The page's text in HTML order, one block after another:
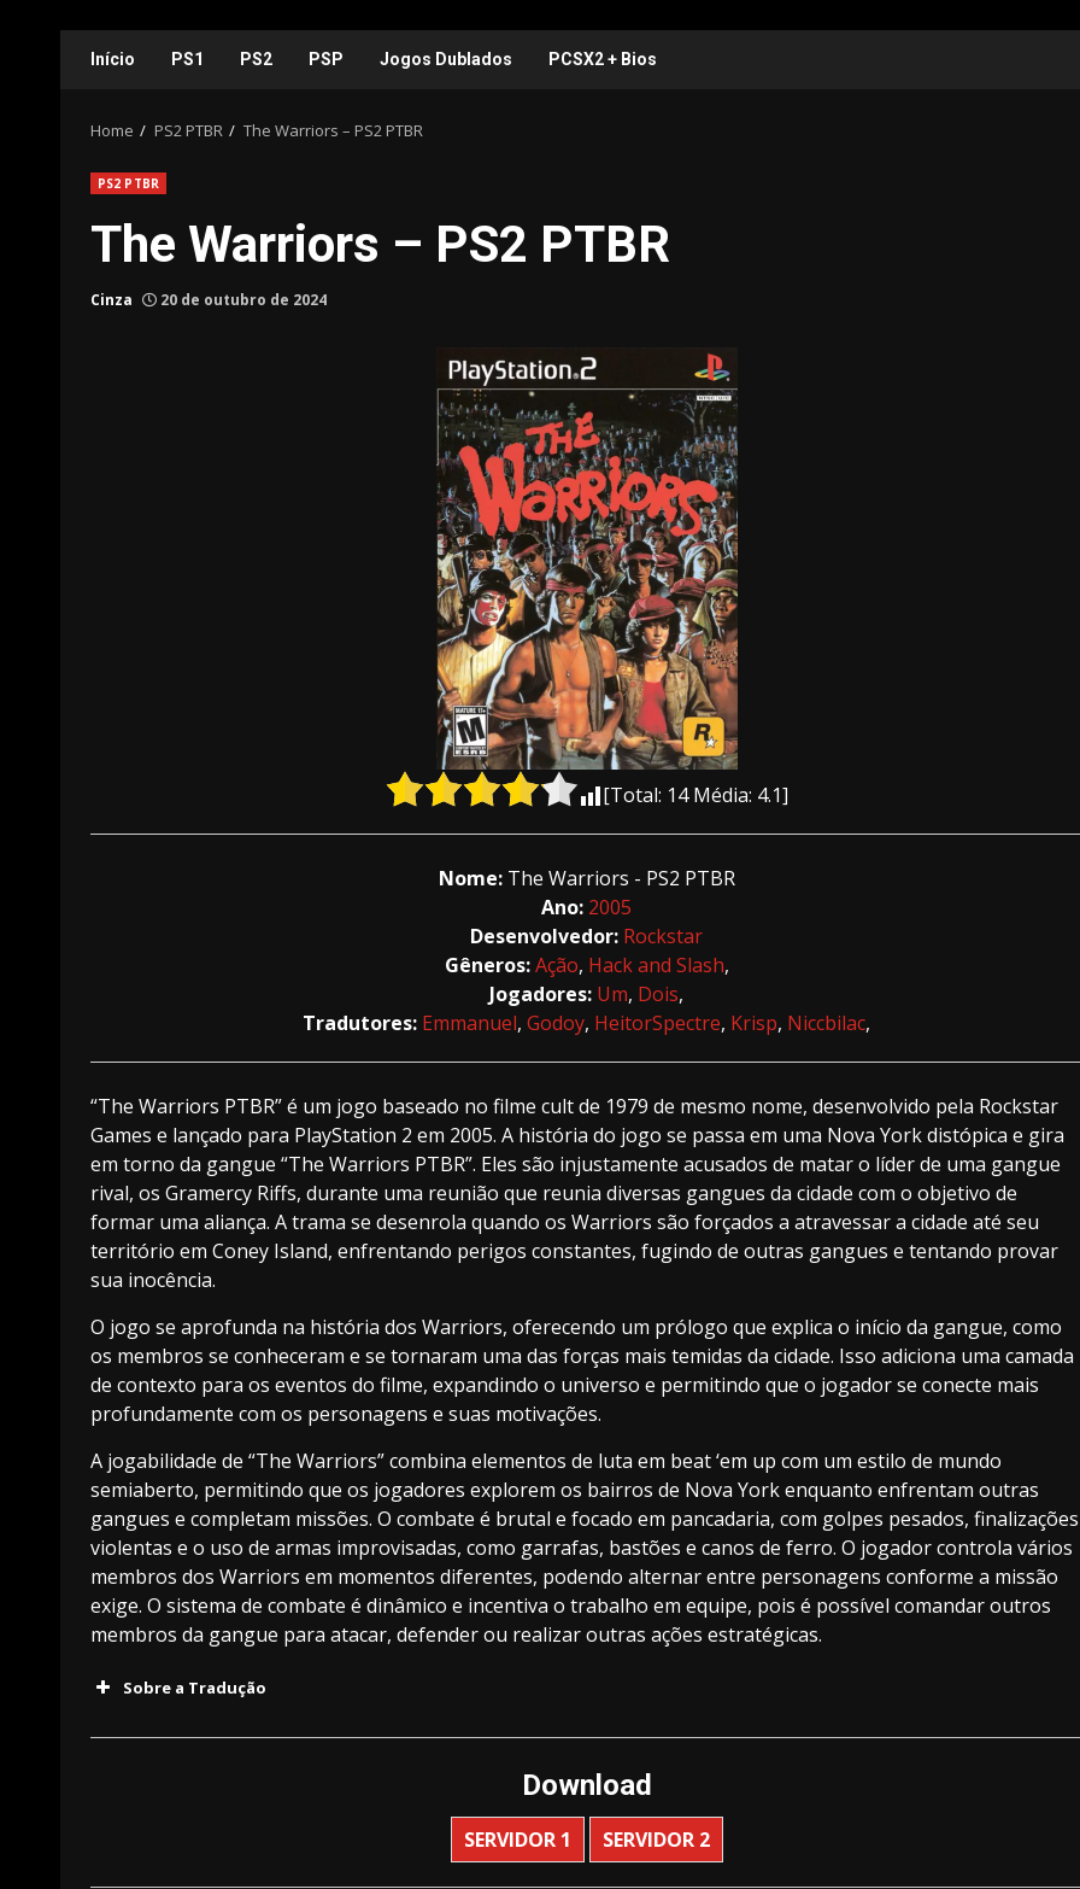
Início PS1 PS2 PSP Jogos Dublados PCSX2 + Bios
Home PS2 PTBR The Warriors – PS2 PTBR
PS2 PTBR
The Warriors – PS2 PTBR
Cinza 20 de outubro de 2024
[Total: 14Média: 4.1]
Nome: The Warriors - PS2 PTBR
Ano: 2005
Desenvolvedor: Rockstar
Gêneros:Ação, Hack and Slash,
Jogadores: Um, Dois,
Tradutores: Emmanuel,Godoy, HeitorSpectre, Krisp, Niccbilac,
“The Warriors PTBR” é um jogo baseado no filme cult de 1979 de mesmo nome, desenvolvido pela Rockstar
Games e lançado para PlayStation 2 em 2005. A história do jogo se passa em uma Nova York distópica e gira
em torno da gangue “The Warriors PTBR”. Eles são injustamente acusados de matar o líder de uma gangue
rival, os Gramercy Riffs, durante uma reunião que reunia diversas gangues da cidade com o objetivo de
formar uma aliança. A trama se desenrola quando os Warriors são forçados a atravessar a cidade até seu
território em Coney Island, enfrentando perigos constantes, fugindo de outras gangues e tentando provar
sua inocência.
O jogo se aprofunda na história dos Warriors, oferecendo um prólogo que explica o início da gangue, como
os membros se conheceram e se tornaram uma das forças mais temidas da cidade. Isso adiciona uma camada
de contexto para os eventos do filme, expandindo o universo e permitindo que o jogador se conecte mais
profundamente com os personagens e suas motivações.
A jogabilidade de “The Warriors” combina elementos de luta em beat ‘em up com um estilo de mundo
semiaberto, permitindo que os jogadores explorem os bairros de Nova York enquanto enfrentam outras
gangues e completam missões. O combate é brutal e focado em pancadaria, com golpes pesados, finalizações
violentas e o uso de armas improvisadas, como garrafas, bastões e canos de ferro. O jogador controla vários
membros dos Warriors em momentos diferentes, podendo alternar entre personagens conforme a missão
exige. O sistema de combate é dinâmico e incentiva o trabalho em equipe, pois é possível comandar outros
membros da gangue para atacar, defender ou realizar outras ações estratégicas.
Sobre a Tradução
Download
SERVIDOR 1 SERVIDOR 2